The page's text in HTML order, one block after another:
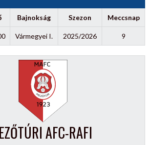
Bajnokság Szezon Meccsnap
Vármegyei I. 2025/2026 9
AFC-RAFI